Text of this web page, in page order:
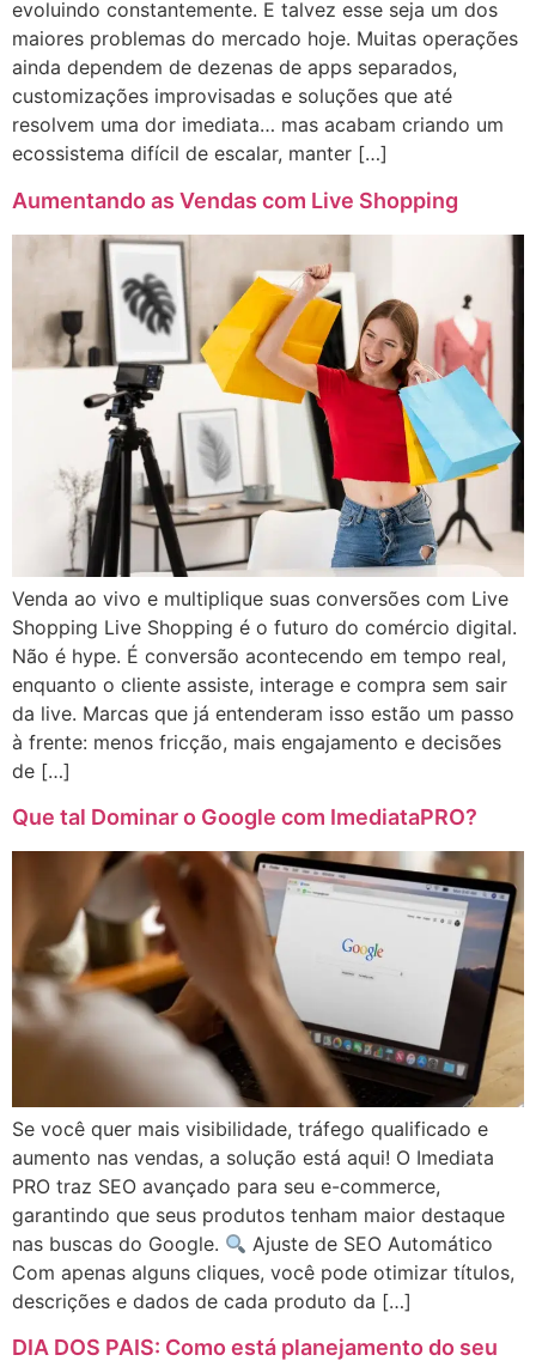
evoluindo constantemente. E talvez esse seja um dos
maiores problemas do mercado hoje. Muitas operações
ainda dependem de dezenas de apps separados,
customizações improvisadas e soluções que até
resolvem uma dor imediata… mas acabam criando um
ecossistema difícil de escalar, manter […]
Aumentando as Vendas com Live Shopping
Venda ao vivo e multiplique suas conversões com Live
Shopping Live Shopping é o futuro do comércio digital.
Não é hype. É conversão acontecendo em tempo real,
enquanto o cliente assiste, interage e compra sem sair
da live. Marcas que já entenderam isso estão um passo
à frente: menos fricção, mais engajamento e decisões
de […]
Que tal Dominar o Google com ImediataPRO?
Se você quer mais visibilidade, tráfego qualificado e
aumento nas vendas, a solução está aqui! O Imediata
PRO traz SEO avançado para seu e-commerce,
garantindo que seus produtos tenham maior destaque
nas buscas do Google.
Ajuste de SEO Automático
Com apenas alguns cliques, você pode otimizar títulos,
descrições e dados de cada produto da […]
DIA DOS PAIS: Como está planejamento do seu